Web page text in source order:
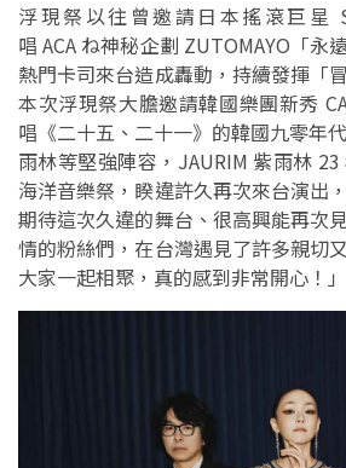
浮現祭以往曾邀請日本搖滾巨星
唱 ACA ね神秘企劃 ZUTOMAYO「永
熱門卡司來台造成轟動，持續發揮「
本次浮現祭大膽邀請韓國樂團新秀
唱《二十五、二十一》的韓國九零年
雨林等堅強陣容，JAURIM 紫雨林
海洋音樂祭，睽違許久再次來台演出
期待這次久違的舞台、很高興能再次
情的粉絲們，在台灣遇見了許多親切
大家一起相聚，真的感到非常開心！」